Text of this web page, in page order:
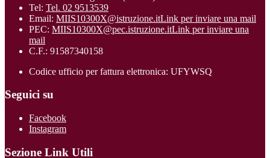
Tel: Tel. 02 9513539
Email: MIIS10300X@istruzione.itLink per inviare una mail
PEC: MIIS10300X@pec.istruzione.itLink per inviare una
mail
C.F.: 91587340158
Codice ufficio per fattura elettronica: UFYWSQ
Seguici su
Facebook
Instagram
Sezione Link Utili